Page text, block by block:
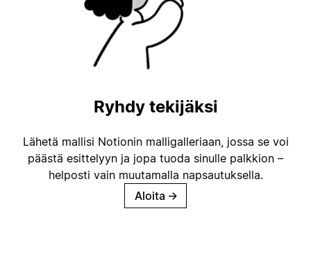
Ryhdy tekijäksi
Lähetä mallisi Notionin malligalleriaan, jossa se voi
päästä esittelyyn ja jopa tuoda sinulle palkkion –
helposti vain muutamalla napsautuksella.
Aloita →